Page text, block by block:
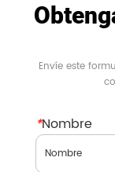
Envíe este
*Nombre